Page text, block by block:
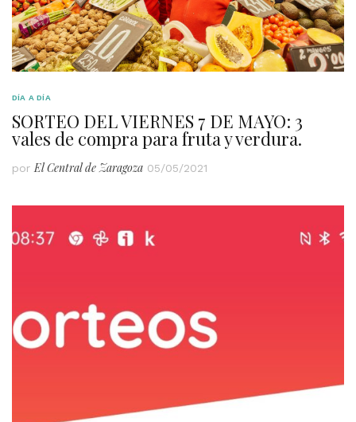
DÍA A DÍA
SORTEO DEL VIERNES 7 DE MAYO: 3
vales de compra para fruta y verdura.
por El Central de Zaragoza 05/05/2021